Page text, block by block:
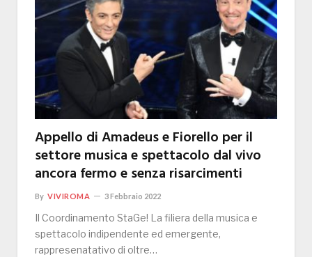
Appello di Amadeus e Fiorello per il
settore musica e spettacolo dal vivo
ancora fermo e senza risarcimenti
By VIVIROMA 3 Febbraio 2022
Il Coordinamento StaGe! La filiera della musica e
spettacolo indipendente ed emergente,
rappresenatativo di oltre…